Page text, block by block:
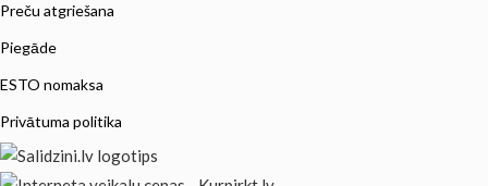
Preču atgriešana
Piegāde
ESTO nomaksa
Privātuma politika